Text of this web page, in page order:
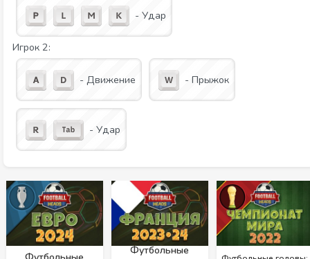
- Удар
Игрок 2:
- Движение - Прыжок
- Удар
Футбольные